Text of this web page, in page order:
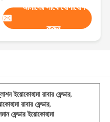
আমাদের সাথে যোগাযোগ
করুন
ইয়োকোহামা রাবার ফেন্ডার,
রাবার ফেন্ডার,
ফেন্ডার ইয়োকোহামা